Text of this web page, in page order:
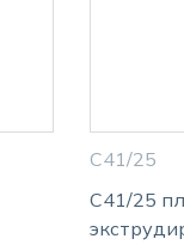
С41/25
С41/25